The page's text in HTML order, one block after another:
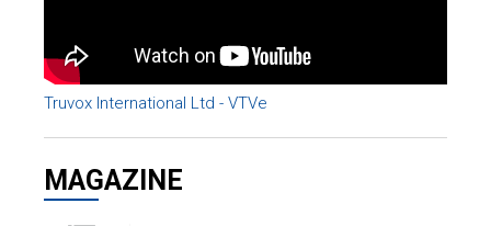
Truvox International Ltd - VTVe
MAGAZINE